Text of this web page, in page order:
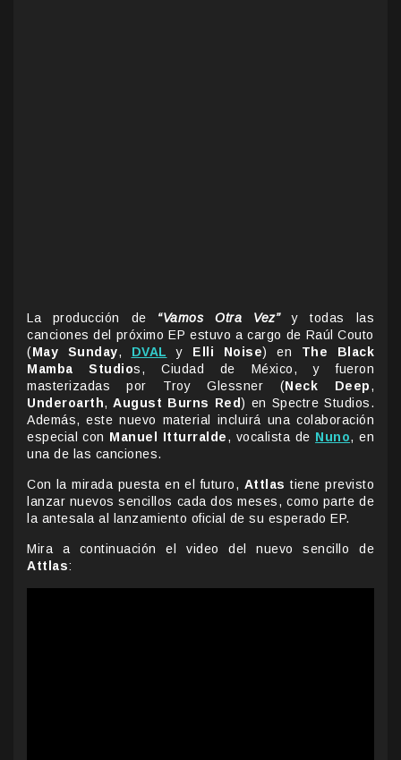
La producción de “Vamos Otra Vez”y todas las
canciones del próximo EP estuvo a cargo de Raúl Couto
(May Sunday, DVAL y Elli Noise) en The Black
Mamba Studios, Ciudad de México, y fueron
masterizadas por Troy Glessner (Neck Deep,
Underoarth,August Burns Red) en Spectre Studios.
Además, este nuevo material incluirá una colaboración
especial con Manuel Itturralde, vocalista de Nuno, en
una de las canciones.
Con la mirada puesta en el futuro, Attlas tiene previsto
lanzar nuevos sencillos cada dos meses, como parte de
la antesala al lanzamiento oficial de su esperado EP.
Mira a continuación el video del nuevo sencillo de
Attlas: